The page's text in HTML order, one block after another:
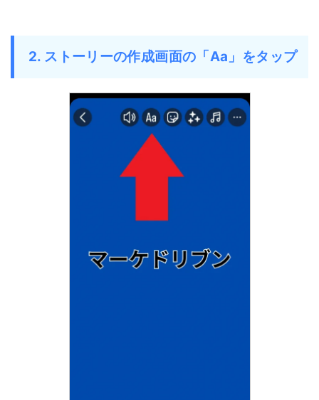
2. ストーリーの作成画面の「Aa」をタップ